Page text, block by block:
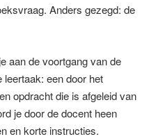
Anders gezegd: de
aan de voortgang van de
een door het
opdracht die is afgeleid van
je door de docent heen
en korte instructies.